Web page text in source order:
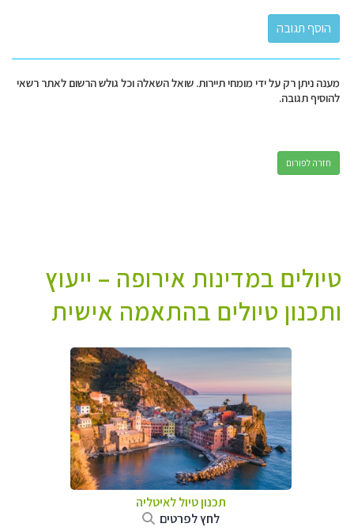
מענה ניתן רק על ידי מומחי תיירות. שואל השאלה וכל גולש הרשום לאתר רשאי
להוסיף תגובה.
חזרה לפורום
טיולים במדינות אירופה – ייעוץ
ותכנון טיולים בהתאמה אישית
תכנון טיול לאיטליה
לחץ לפרטים